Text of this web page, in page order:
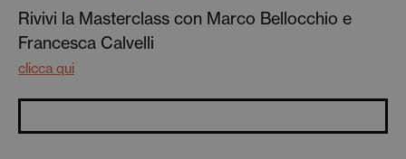
Rivivi la Masterclass con Marco Bellocchio e
Francesca Calvelli
clicca qui